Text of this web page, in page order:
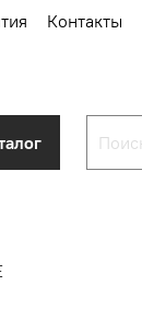
Контакты